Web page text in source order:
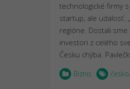
technologické firmy
startup, ale udalosť.
regióne. Dostali
investori z celého
Česku chýba.
Biznis česko,